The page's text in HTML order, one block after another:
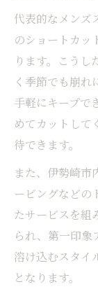
代表的なメンズ
のショートカッ
ります。こう
く季節でも崩れ
手軽にキープで
めてカットして
待できます。
また、伊勢崎市
ービングなどの
たサービスを組
られ、第一印象
溶け込むスタイ
となります。